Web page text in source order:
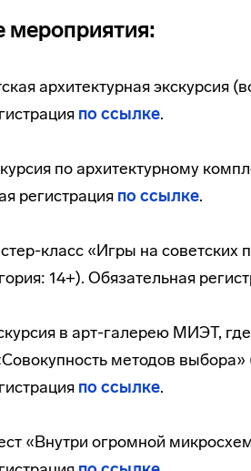
мероприятия:
архитектурная экскурсия
по ссылке.
по архитектурному
регистрация по ссылке.
класс «Игры на советских
14+). Обязательная
в арт-галерею МИЭТ,
методов выбора»
по ссылке.
«Внутри огромной